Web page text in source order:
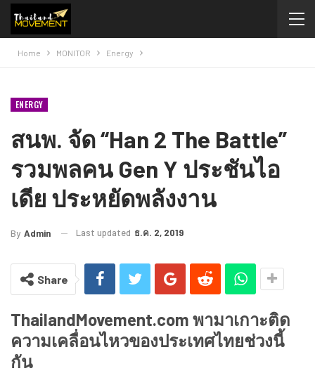
Home MONITOR Energy
ENERGY
สนพ. จัด “Han 2 The Battle”
รวมพลคน Gen Y ประชันไอ
เดีย ประหยัดพลังงาน
By Admin Last updated ธ.ค. 2, 2019
Share
Thailand​Movement.com​ พามาเกาะติด
ความ​เคลื่อนไหว​ของ​ประเทศ​ไทยช่วงนี้
กัน